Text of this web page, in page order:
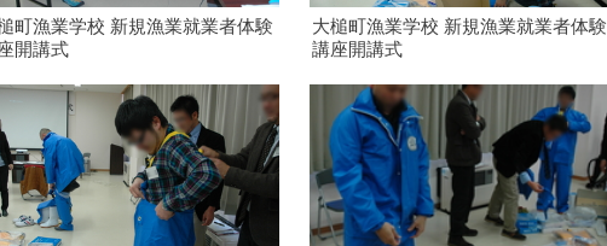
町漁業学校 新規漁業就業者体験
開講式
大槌町漁業学校 新規漁業就業者体験
講座開講式